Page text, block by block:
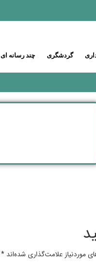
گردشگری چند رسانه ای
موردنیاز علامت‌گذاری شده‌اند *